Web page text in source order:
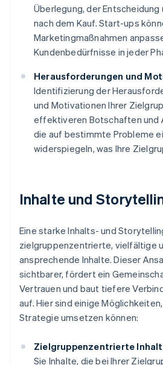
Überlegung, der Entscheidung
nach dem Kauf. Start-ups
Marketingmaßnahmen
Kundenbedürfnisse in jeder
Herausforderungen und
Identifizierung der
und Motivationen Ihrer
effektiveren Botschaften und
die auf bestimmte Probleme
widerspiegeln, was Ihre
Inhalte und
Eine starke Inhalts- und
zielgruppenzentrierte, vielfältige
ansprechende Inhalte. Dieser
sichtbarer, fördert ein
Vertrauen und baut tiefere
auf. Hier sind einige
Strategie umsetzen können:
Zielgruppenzentrierte
Sie Inhalte, die bei Ihrer